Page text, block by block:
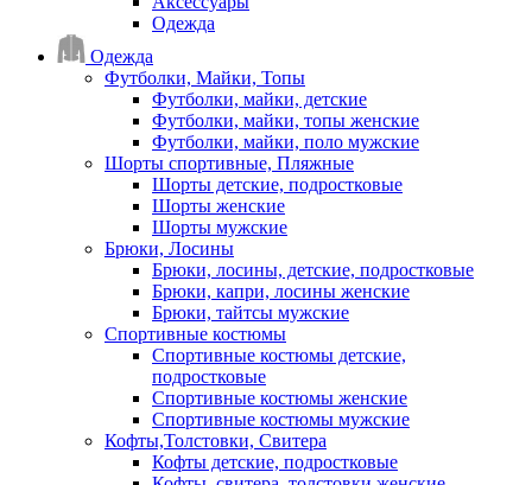
Одежда
Одежда
Футболки, Майки, Топы
Футболки, майки, детские
Футболки, майки, топы женские
Футболки, майки, поло мужские
Шорты спортивные, Пляжные
Шорты детские, подростковые
Шорты женские
Шорты мужские
Брюки, Лосины
Брюки, лосины, детские, подростковые
Брюки, капри, лосины женские
Брюки, тайтсы мужские
Спортивные костюмы
Спортивные костюмы детские,
подростковые
Спортивные костюмы женские
Спортивные костюмы мужские
Кофты,Толстовки, Свитера
Кофты детские, подростковые